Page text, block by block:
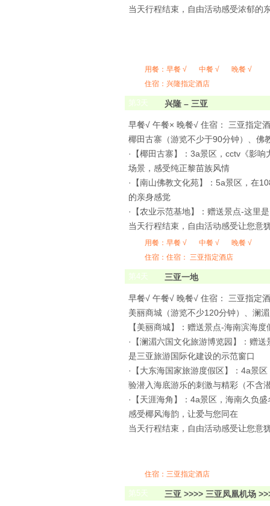
当天行程结束，自由活动感受浓郁的
用餐： 早餐 √ 中餐 √
晚餐 √
住宿：兴隆指定酒店
第3天 兴隆 – 三亚
早餐√ 午餐× 晚餐√ 住宿： 三亚指定
椰田古寨（游览不少于90分钟）、佛
·【椰田古寨】：3a景区，cctv《影
场景，感受纯正黎苗族风情
·【南山佛教文化苑】：5a景区，在
的亲身感觉
·【农业示范基地】：赠送景点-这里
当天行程结束，自由活动感受让您意
用餐： 早餐 √ 中餐 √
晚餐 √
住宿：住宿： 三亚指定酒店
第4天 三亚一地
早餐√ 午餐√ 晚餐√ 住宿： 三亚指定
美丽商城（游览不少120分钟）、澜
【美丽商城】：赠送景点-海南滨海
·【澜湄六国文化旅游博览园】：赠
是三亚旅游国际化建设的示范窗口
·【大东海国家旅游度假区】：4a景
验潜入海底游乐的刺激与精彩（不含
·【天涯海角】：4a景区，海南久负
感受椰风海韵，让爱与您同在
当天行程结束，自由活动感受让您意
住宿：三亚指定酒店
第5天 三亚 >>>> 三亚凤凰机场